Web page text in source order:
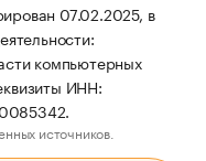
07.02.2025, в
компьютерных
ИНН:
источников.